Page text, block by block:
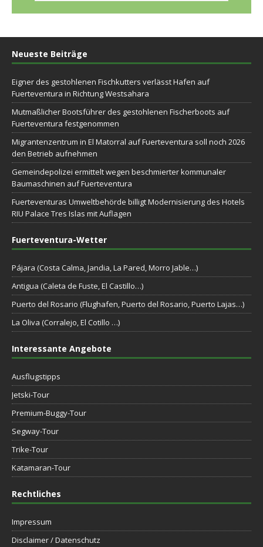
Neueste Beiträge
Eigner des gestohlenen Fischkutters verlässt Hafen auf
Fuerteventura in Richtung Westsahara
Mutmaßlicher Bootsführer des gestohlenen Fischerboots auf
Fuerteventura festgenommen
Migrantenzentrum in El Matorral auf Fuerteventura soll noch 2026
den Betrieb aufnehmen
Gemeindepolizei ermittelt wegen beschmierter kommunaler
Baumaschinen auf Fuerteventura
Fuerteventuras Umweltbehörde billigt Modernisierung des Hotels
RIU Palace Tres Islas mit Auflagen
Fuerteventura-Wetter
Pájara (Costa Calma, Jandia, La Pared, Morro Jable…)
Antigua (Caleta de Fuste, El Castillo…)
Puerto del Rosario (Flughafen, Puerto del Rosario, Puerto Lajas…)
La Oliva (Corralejo, El Cotillo …)
Interessante Angebote
Ausflugstipps
Jetski-Tour
Premium-Buggy-Tour
Segway-Tour
Trike-Tour
Katamaran-Tour
Rechtliches
Impressum
Disclaimer / Datenschutz